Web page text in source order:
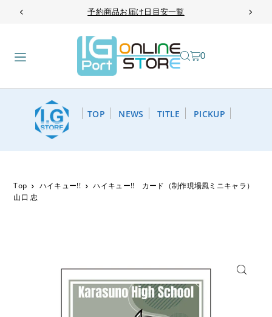
TRANSLATION MISSING: JA.ACCESSIBILITY.SKIP_TO_TEXT
予約商品お届け日目安一覧
0
TOP NEWS TITLE PICKUP
Top ハイキュー!!
ハイキュー!! カード（制作現場風ミニキャラ）
山口 忠